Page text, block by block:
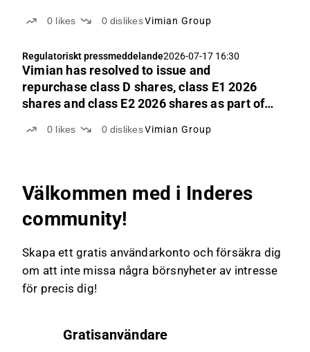
0 likes 0 dislikes Vimian Group
Regulatoriskt pressmeddelande2026-07-17 16:30
Vimian has resolved to issue and
repurchase class D shares, class E1 2026
shares and class E2 2026 shares as part of
0 likes 0 dislikes Vimian Group
Välkommen med i Inderes
community!
Skapa ett gratis användarkonto och försäkra dig
om att inte missa några börsnyheter av intresse
för precis dig!
Gratisanvändare